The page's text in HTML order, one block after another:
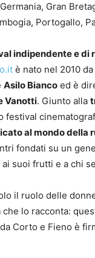
Gran
Portogallo,
indipendente e di
è nato nel 2010 da
Asilo Bianco ed è
Vanotti. Giunto alla
festival
al mondo della
fondati su un
suoi frutti e a chi
il ruolo delle
lo racconta:
Corto e Fieno è